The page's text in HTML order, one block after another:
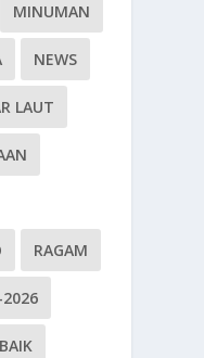
MINUMAN
NEWS
LAUT
RAGAM
2026